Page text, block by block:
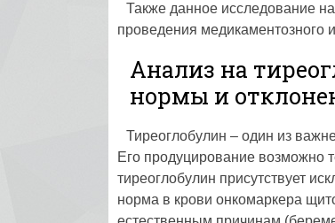
Также данное исследование
проведения медикаментозного
Анализ на
нормы и
Тиреоглобулин – один из
Его продуцирование возможно
тиреоглобулин присутствует
норма в крови онкомаркера